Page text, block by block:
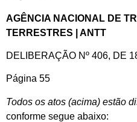
AGÊNCIA NACIONAL DE
TERRESTRES | ANTT
DELIBERAÇÃO Nº 406, DE
Página 55
Todos os atos (acima) estão
conforme segue abaixo: